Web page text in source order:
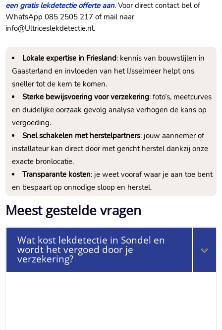
een gratis lekdetectie offerte aan. Voor direct contact bel of
WhatsApp 085 2505 217 of mail naar
info@Ultriceslekdetectie.nl.
Lokale expertise in Friesland: kennis van bouwstijlen in
Gaasterland en invloeden van het IJsselmeer helpt ons
sneller tot de kern te komen.
Sterke bewijsvoering voor verzekering: foto’s, meetcurves
en duidelijke oorzaak gevolg analyse verhogen de kans op
vergoeding.
Snel schakelen met herstelpartners: jouw aannemer of
installateur kan direct door met gericht herstel dankzij onze
exacte bronlocatie.
Transparante kosten: je weet vooraf waar je aan toe bent
en bespaart op onnodige sloop en herstel.
Meest gestelde vragen
Wat kost lekdetectie in Sondel en
wordt het vergoed door je
verzekering?